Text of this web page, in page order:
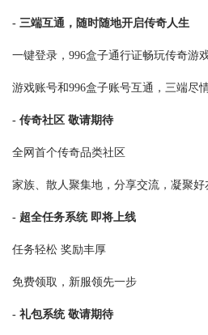
- 三端互通，随时随地开启传奇人生
一键登录，996盒子通行证畅玩传奇游戏
游戏账号和996盒子账号互通，三端尽情
- 传奇社区 敬请期待
全网首个传奇品类社区
家族、散人聚集地，分享交流，凝聚好
- 超全任务系统 即将上线
任务轻松 奖励丰厚
免费领取，新服领先一步
- 礼包系统 敬请期待